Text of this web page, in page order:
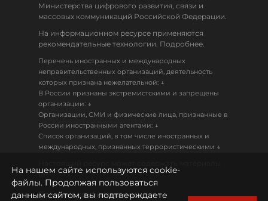
Министерства цифрового развития, связи и
массовых коммуникаций Российской Федерации.
На информационном ресурсе применяются
рекомендательные технологии. Подробнее.
Перечень иностранных и международных
неправительственных организаций, деятельность
которых признана нежелательной: ↓
В России признаны экстремистскими и запрещены
организации: ↓
Организации, СМИ и физические лица, признанные в
России иностранными агентами: ↓
Список организаций, в том числе иностранных и
международных, признанных террористическими ↓
18+
Политика конфиденциальности
На нашем сайте используются cookie-
файлы. Продолжая пользоваться
данным сайтом, вы подтверждаете